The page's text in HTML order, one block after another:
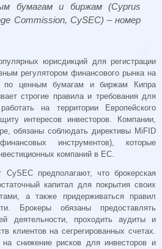
бумагам и биржам (Cyprus
Commission, CySEC) – номер
юрисдикций для регистрации
регулятором финансового рынка на
по ценным бумагам и биржам Кипра
строгие правила и требования для
на территории Европейского
интересов инвесторов. Компании,
обязаны соблюдать директивы MiFID
инструментов), которые
компаний в ЕС.
CySEC предполагают, что брокерская
капитал для покрытия своих
а также придерживаться правил
Брокеры обязаны предоставлять
деятельности, проходить аудиты и
клиентов на сегрегированных счетах.
снижение рисков для инвесторов и